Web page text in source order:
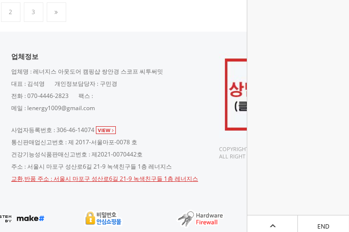
END
2 3
업체정보
업체명 : 레너지스 아웃도어 캠핑샵 쌍안경 스코프 씨투써밋
대표 : 김석영
개인정보담당자 : 구민경
전화 : 070-4446-2823
팩스 :
메일 : lenergy1009@gmail.com
사업자등록번호 : 306-46-14074 VIEW
통신판매업신고번호 : 제 2017-서울마포-0078 호
건강기능성식품판매신고번호 : 제2021-0070442호
주소 : 서울시 마포구 성산로6길 21-9 녹색친구들 1층 레너지스
교환,반품 주소 : 서울시 마포구 성산로6길 21-9 녹색친구들 1층 레너지스
COPYRIGHT(C).
ALL RIGHT RESERVED.